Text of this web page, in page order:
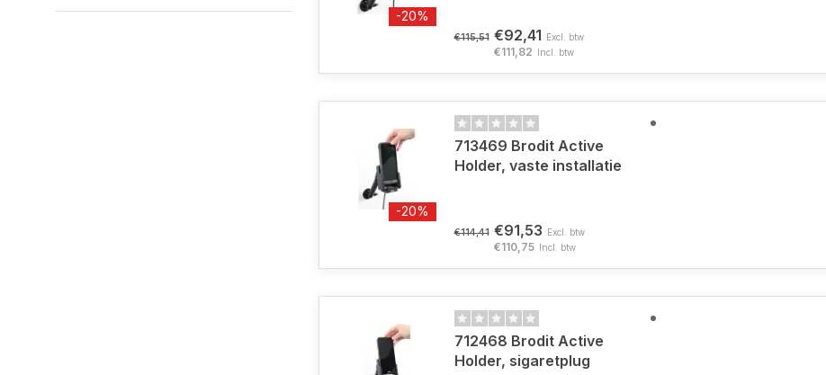
-20%
€115,51 €92,41 Excl. btw
€111,82 Incl. btw
-20%
713469 Brodit Active
Holder, vaste installatie
€114,41 €91,53 Excl. btw
€110,75 Incl. btw
712468 Brodit Active
Holder, sigaretplug